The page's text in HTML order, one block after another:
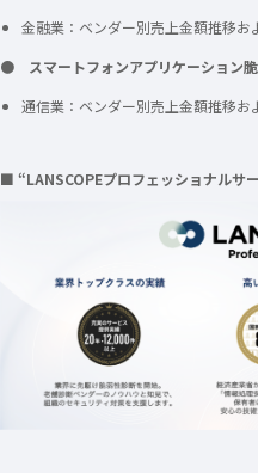
金融業：ベンダー別売上金額推移
● スマートフォンアプリケーション
通信業：ベンダー別売上金額推移
■ “LANSCOPEプロフェッショナルサ